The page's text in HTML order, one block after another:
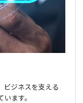
ビジネスを支える
ます。